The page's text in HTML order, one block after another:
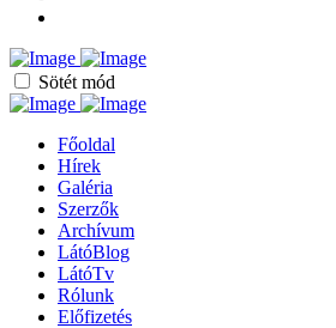
Sötét mód
Főoldal
Hírek
Galéria
Szerzők
Archívum
LátóBlog
LátóTv
Rólunk
Előfizetés